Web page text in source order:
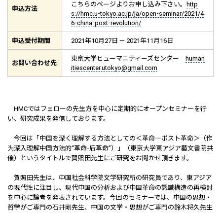
申込方法
こちらのページよりお申し込み下さい。
http
s://hmc.u-tokyo.ac.jp/ja/open-seminar/2021/4
6-china-post-revolution/
申込受付期間 2021年10月27日 — 2021年11月16日
お問い合わせ先
東京大学ヒューマニティーズセンター
human
itiescenter.utokyo@gmail.com
HMCではフェローの先生方を中心に定期的にオープンセミナーを行
い、研究成果を発信しております。
今回は「中国を深く理解する方法としての＜革命―ポスト革命＞（作
为深入理解中国方法的“革命-后革命”）」（東京大学東アジア藝文書院共
催）というタイトルで賀照田先生にご研究をお聞かせ頂きます。
賀照田先生は、中国社会科学院文学研究所の研究員であり、東アジア
の現代性に注目し、現代中国の分析および中国革命の認識構造の再検討
を中心に論考を発表されています。今回のセミナーでは、中国の思想・
哲学がご専門の石井剛先生、中国の文学・思想がご専門の鈴木将久先生